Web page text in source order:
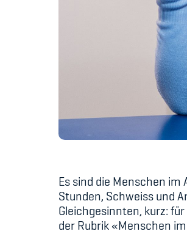
Es sind die Menschen
Stunden, Schweiss und
Gleichgesinnten, kurz:
der Rubrik «Menschen